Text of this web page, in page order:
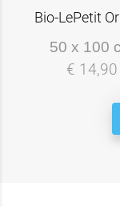
Bio-LePetit
50 x 100
€ 14,90